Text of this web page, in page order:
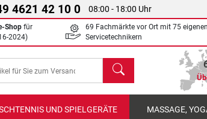
4621 42 10 0 08:00 - 18:00 Uhr
Shop für
2024)
69 Fachmärkte vor Ort mit 75 eigenen
Servicetechnikern
Suchen
UND SPIELGERÄTE MASSAGE,